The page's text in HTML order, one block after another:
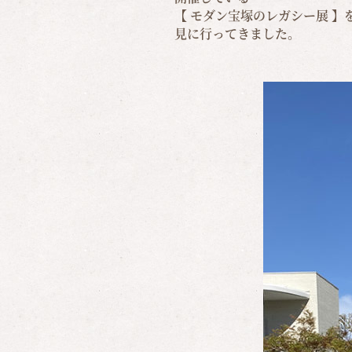
【 モダン宝塚のレガシー展 】
見に行ってきました。